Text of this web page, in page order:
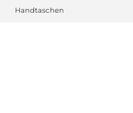
Handtaschen